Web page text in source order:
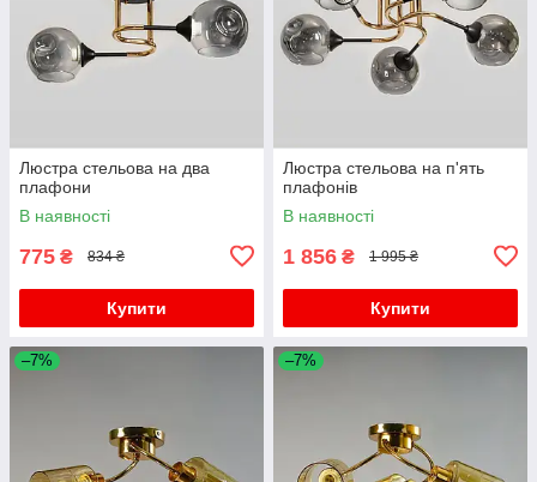
Люстра стельова на два
плафони
В наявності
775 ₴ 834 ₴
Купити
Люстра стельова на п'ять
плафонів
В наявності
1 856 ₴ 1 995 ₴
Купити
–7% –7%